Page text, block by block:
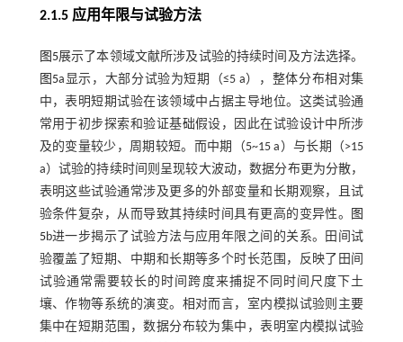
2.1.5 应用年限与试验方法
图5展示了本领域文献所涉及试验的持续时间及方法选择。
图5a显示，大部分试验为短期（≤5 a），整体分布相对集
中，表明短期试验在该领域中占据主导地位。这类试验通
常用于初步探索和验证基础假设，因此在试验设计中所涉
及的变量较少，周期较短。而中期（5~15 a）与长期（>15
a）试验的持续时间则呈现较大波动，数据分布更为分散，
表明这些试验通常涉及更多的外部变量和长期观察，且试
验条件复杂，从而导致其持续时间具有更高的变异性。
图
5b进一步揭示了试验方法与应用年限之间的关系。田间试
验覆盖了短期、中期和长期等多个时长范围，反映了田间
试验通常需要较长的时间跨度来捕捉不同时间尺度下土
壤、作物等系统的演变。相对而言，室内模拟试验则主要
集中在短期范围，数据分布较为集中，表明室内模拟试验